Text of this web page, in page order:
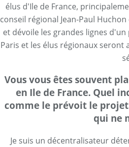
élus d'Ile de France,
conseil régional Jean-Paul
et dévoile les grandes lignes
Paris et les élus régionaux
Vous vous êtes souvent
en Ile de France. Quel
comme le prévoit le
qui ne
Je suis un décentralisateur